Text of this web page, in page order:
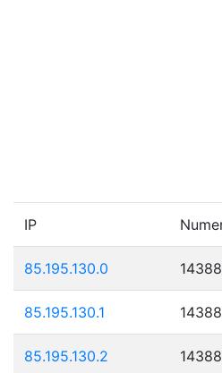
IP
85.195.130.0
85.195.130.1
85.195.130.2